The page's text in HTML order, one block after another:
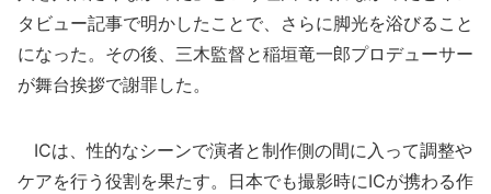
タビュー記事で明かしたことで、さらに脚光を浴びること
になった。その後、三木監督と稲垣竜一郎プロデューサー
が舞台挨拶で謝罪した。
ICは、性的なシーンで演者と制作側の間に入って調整や
ケアを行う役割を果たす。日本でも撮影時にICが携わる作